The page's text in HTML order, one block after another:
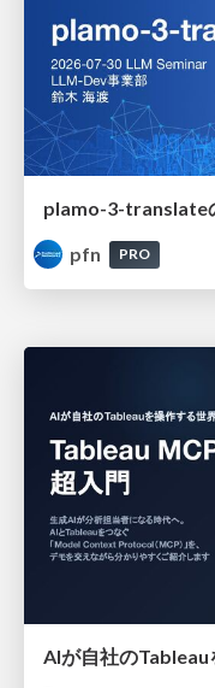
plamo-3-translate
pfn
PRO